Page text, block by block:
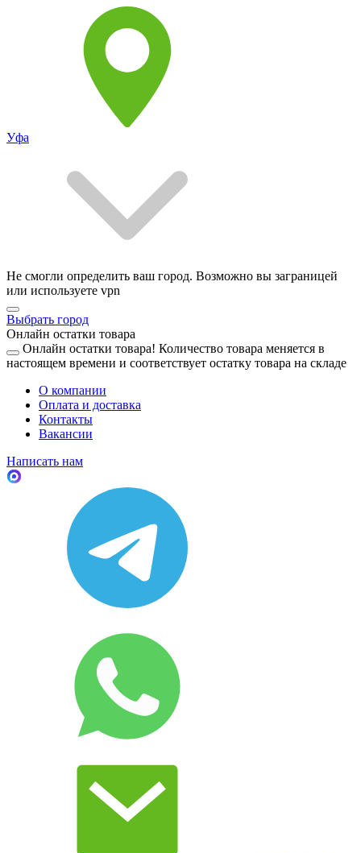
Уфа
Не смогли определить ваш город. Возможно вы заграницей
или используете vpn
Выбрать город
Онлайн остатки товара
Онлайн остатки товара! Количество товара меняется в
настоящем времени и соответствует остатку товара на складе
О компании
Оплата и доставка
Контакты
Вакансии
Написать нам